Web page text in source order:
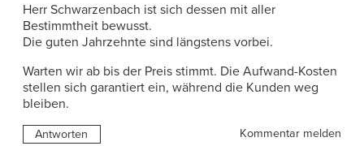
Herr Schwarzenbach ist sich dessen mit aller
Bestimmtheit bewusst.
Die guten Jahrzehnte sind längstens vorbei.
Warten wir ab bis der Preis stimmt. Die Aufwand-Kosten
stellen sich garantiert ein, während die Kunden weg
bleiben.
Antworten
Kommentar melden